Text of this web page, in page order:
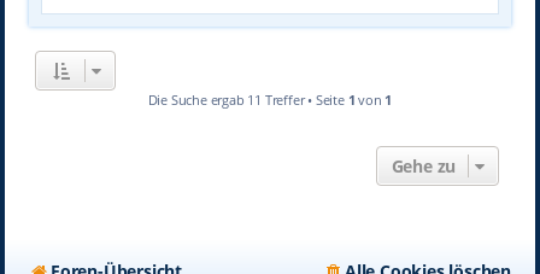
Die Suche ergab 11 Treffer • Seite 1 von 1
Gehe zu